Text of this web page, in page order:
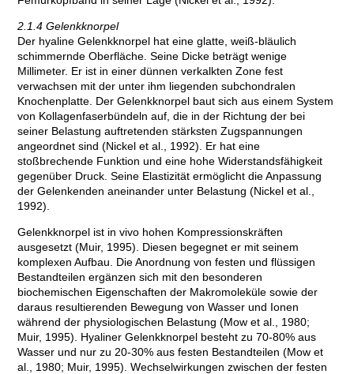
2.1.4 Gelenkknorpel
Der hyaline Gelenkknorpel hat eine glatte, weiß-bläulich
schimmernde Oberfläche. Seine Dicke beträgt wenige
Millimeter. Er ist in einer dünnen verkalkten Zone fest
verwachsen mit der unter ihm liegenden subchondralen
Knochenplatte. Der Gelenkknorpel baut sich aus einem System
von Kollagenfaserbündeln auf, die in der Richtung der bei
seiner Belastung auftretenden stärksten Zugspannungen
angeordnet sind (Nickel et al., 1992). Er hat eine
stoßbrechende Funktion und eine hohe Widerstandsfähigkeit
gegenüber Druck. Seine Elastizität ermöglicht die Anpassung
der Gelenkenden aneinander unter Belastung (Nickel et al.,
1992).
Gelenkknorpel ist in vivo hohen Kompressionskräften
ausgesetzt (Muir, 1995). Diesen begegnet er mit seinem
komplexen Aufbau. Die Anordnung von festen und flüssigen
Bestandteilen ergänzen sich mit den besonderen
biochemischen Eigenschaften der Makromoleküle sowie der
daraus resultierenden Bewegung von Wasser und Ionen
während der physiologischen Belastung (Mow et al., 1980;
Muir, 1995). Hyaliner Gelenkknorpel besteht zu 70-80% aus
Wasser und nur zu 20-30% aus festen Bestandteilen (Mow et
al., 1980; Muir, 1995). Wechselwirkungen zwischen der festen